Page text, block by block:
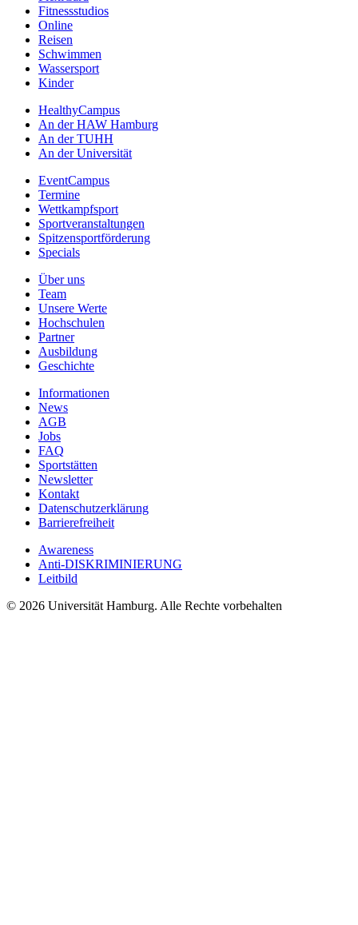
Fitnessstudios
Online
Reisen
Schwimmen
Wassersport
Kinder
HealthyCampus
An der HAW Hamburg
An der TUHH
An der Universität
EventCampus
Termine
Wettkampfsport
Sportveranstaltungen
Spitzensportförderung
Specials
Über uns
Team
Unsere Werte
Hochschulen
Partner
Ausbildung
Geschichte
Informationen
News
AGB
Jobs
FAQ
Sportstätten
Newsletter
Kontakt
Datenschutzerklärung
Barrierefreiheit
Awareness
Anti-DISKRIMINIERUNG
Leitbild
© 2026 Universität Hamburg. Alle Rechte vorbehalten